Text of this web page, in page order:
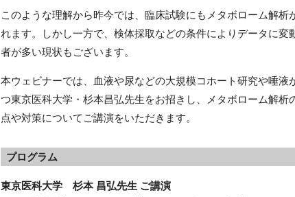
このような理解から昨今では、臨床試験にもメタボローム解析
れます。しかし一方で、検体採取などの条件によりデータに変
者が多い現状もございます。
本ウェビナーでは、血液や尿などの大規模コホート研究や唾液
つ東京医科大学・杉本昌弘先生をお招きし、メタボローム解析
点や対策についてご講演をいただきます。
プログラム
東京医科大学 杉本 昌弘先生 ご講演